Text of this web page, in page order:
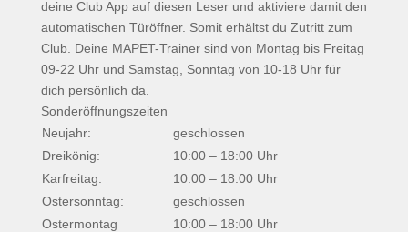
deine Club App auf diesen Leser und aktiviere damit den
automatischen Türöffner. Somit erhältst du Zutritt zum
Club. Deine MAPET-Trainer sind von Montag bis Freitag
09-22 Uhr und Samstag, Sonntag von 10-18 Uhr für
dich persönlich da.
Sonderöffnungszeiten
Neujahr:
geschlossen
Dreikönig:
10:00 – 18:00 Uhr
Karfreitag:
10:00 – 18:00 Uhr
Ostersonntag:
geschlossen
Ostermontag
10:00 – 18:00 Uhr